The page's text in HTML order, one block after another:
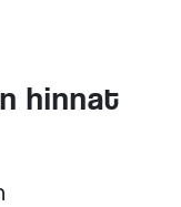
hinnat